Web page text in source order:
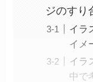
ジのすり
イラ
イメ
イラ
中で